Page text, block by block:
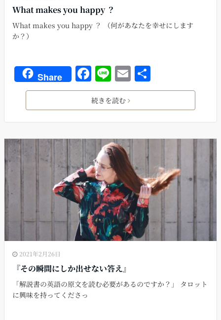
What makes you happy ？
What makes you happy ？ （何があなたを幸せにします
か？）
Share F
a
c
e
b
o
o
k
Li
n
e
E
m
ai
l
有
続きを読む
2021年2月26日
『その瞬間にしか出せない答え』
「解説書の英語の原文を読む必要があるのですか？」 タロット
に興味を持ってくださっ